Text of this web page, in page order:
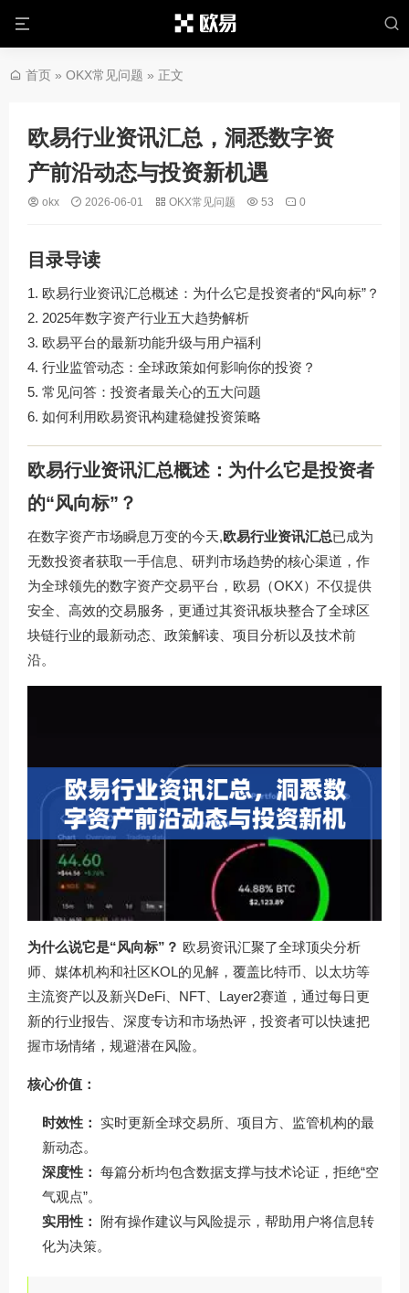
首页 » OKX常见问题 » 正文
欧易行业资讯汇总，洞悉数字资
产前沿动态与投资新机遇
okx 2026-06-01 OKX常见问题 53 0
目录导读
欧易行业资讯汇总概述：为什么它是投资者的“风向标”？
2025年数字资产行业五大趋势解析
欧易平台的最新功能升级与用户福利
行业监管动态：全球政策如何影响你的投资？
常见问答：投资者最关心的五大问题
如何利用欧易资讯构建稳健投资策略
欧易行业资讯汇总概述：为什么它是投资者
的“风向标”？
在数字资产市场瞬息万变的今天,欧易行业资讯汇总已成为
无数投资者获取一手信息、研判市场趋势的核心渠道，作
为全球领先的数字资产交易平台，欧易（OKX）不仅提供
安全、高效的交易服务，更通过其资讯板块整合了全球区
块链行业的最新动态、政策解读、项目分析以及技术前
沿。
为什么说它是“风向标”？ 欧易资讯汇聚了全球顶尖分析
师、媒体机构和社区KOL的见解，覆盖比特币、以太坊等
主流资产以及新兴DeFi、NFT、Layer2赛道，通过每日更
新的行业报告、深度专访和市场热评，投资者可以快速把
握市场情绪，规避潜在风险。
核心价值：
时效性：
实时更新全球交易所、项目方、监管机构的最
新动态。
深度性： 每篇分析均包含数据支撑与技术论证，拒绝“空
气观点”。
实用性：
附有操作建议与风险提示，帮助用户将信息转
化为决策。